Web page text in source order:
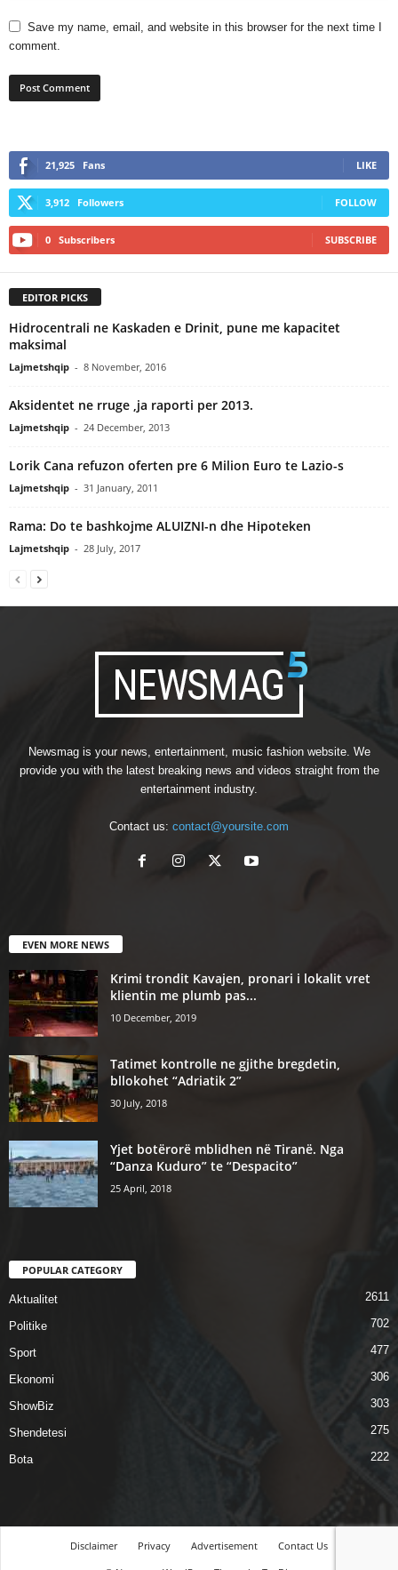
Save my name, email, and website in this browser for the next time I
comment.
21,925 Fans LIKE
3,912 Followers FOLLOW
0 Subscribers SUBSCRIBE
EDITOR PICKS
Hidrocentrali ne Kaskaden e Drinit, pune me kapacitet
maksimal
Lajmetshqip - 8 November, 2016
Aksidentet ne rruge ,ja raporti per 2013.
Lajmetshqip - 24 December, 2013
Lorik Cana refuzon oferten pre 6 Milion Euro te Lazio-s
Lajmetshqip - 31 January, 2011
Rama: Do te bashkojme ALUIZNI-n dhe Hipoteken
Lajmetshqip - 28 July, 2017
Newsmag is your news, entertainment, music fashion website. We
provide you with the latest breaking news and videos straight from the
entertainment industry.
Contact us: contact@yoursite.com
EVEN MORE NEWS
Krimi trondit Kavajen, pronari i lokalit vret
klientin me plumb pas...
10 December, 2019
Tatimet kontrolle ne gjithe bregdetin,
bllokohet “Adriatik 2”
30 July, 2018
Yjet botërorë mblidhen në Tiranë. Nga
“Danza Kuduro” te “Despacito”
25 April, 2018
POPULAR CATEGORY
Aktualitet 2611
Politike 702
Sport 477
Ekonomi 306
ShowBiz 303
Shendetesi 275
Bota 222
Disclaimer Privacy Advertisement
Contact Us